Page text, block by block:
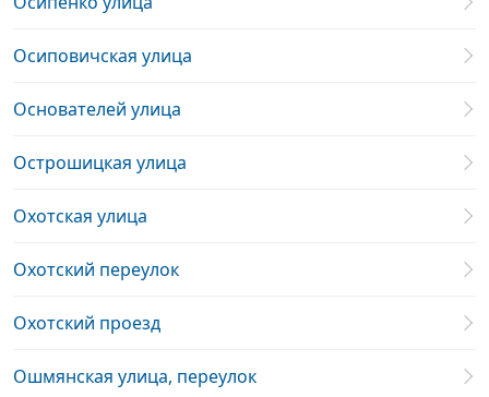
Осиповичская улица
Основателей улица
Острошицкая улица
Охотская улица
Охотский переулок
Охотский проезд
Ошмянская улица, переулок